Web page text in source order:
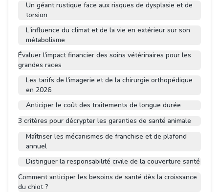
Un géant rustique face aux risques de dysplasie et de
torsion
L'influence du climat et de la vie en extérieur sur son
métabolisme
Évaluer l'impact financier des soins vétérinaires pour les
grandes races
Les tarifs de l'imagerie et de la chirurgie orthopédique
en 2026
Anticiper le coût des traitements de longue durée
3 critères pour décrypter les garanties de santé animale
Maîtriser les mécanismes de franchise et de plafond
annuel
Distinguer la responsabilité civile de la couverture santé
Comment anticiper les besoins de santé dès la croissance
du chiot ?